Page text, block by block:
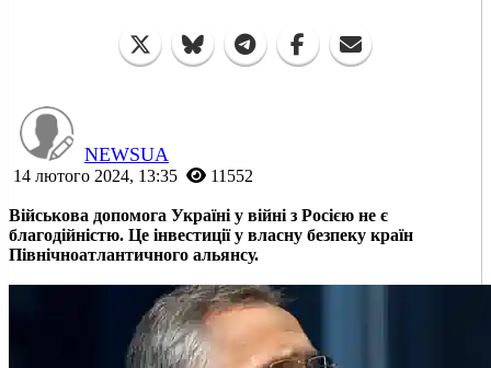
NEWSUA
14 лютого 2024, 13:35 11552
Військова допомога Україні у війні з Росією не є
благодійністю. Це інвестиції у власну безпеку країн
Північноатлантичного альянсу.